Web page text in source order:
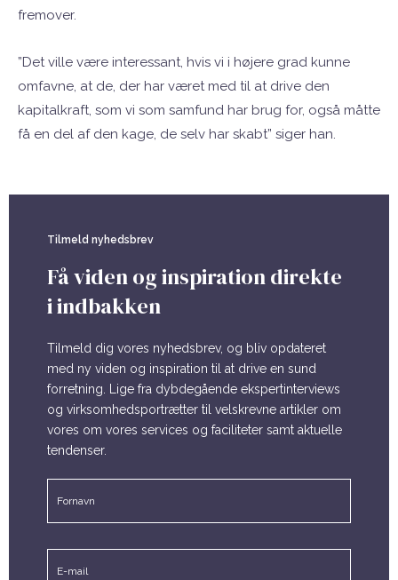
fremover.
”Det ville være interessant, hvis vi i højere grad kunne
omfavne, at de, der har været med til at drive den
kapitalkraft, som vi som samfund har brug for, også måtte
få en del af den kage, de selv har skabt” siger han.
Tilmeld nyhedsbrev
Få viden og inspiration direkte
i indbakken
Tilmeld dig vores nyhedsbrev, og bliv opdateret
med ny viden og inspiration til at drive en sund
forretning. Lige fra dybdegående ekspertinterviews
og virksomhedsportrætter til velskrevne artikler om
vores om vores services og faciliteter samt aktuelle
tendenser.